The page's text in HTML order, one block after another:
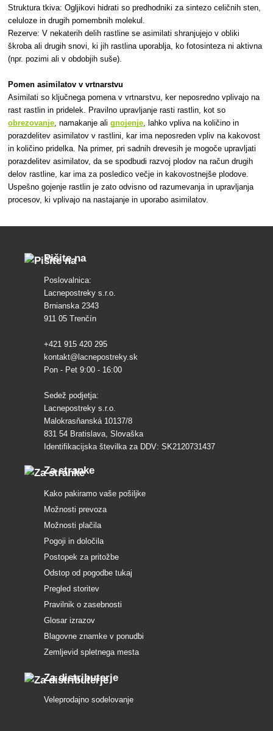
Struktura tkiva: Ogljikovi hidrati so predhodniki za sintezo celičnih sten,
celuloze in drugih pomembnih molekul.
Rezerve: V nekaterih delih rastline se asimilati shranjujejo v obliki
škroba ali drugih snovi, ki jih rastlina uporablja, ko fotosinteza ni aktivna
(npr. pozimi ali v obdobjih suše).
Pomen asimilatov v vrtnarstvu
Asimilati so ključnega pomena v vrtnarstvu, ker neposredno vplivajo na
rast rastlin in pridelek. Pravilno upravljanje rasti rastlin, kot so
obrezovanje , namakanje alignojenje , lahko vpliva na količino in
porazdelitev asimilatov v rastlini, kar ima neposreden vpliv na kakovost
in količino pridelka. Na primer, pri sadnih drevesih je mogoče upravljati
porazdelitev asimilatov, da se spodbudi razvoj plodov na račun drugih
delov rastline, kar ima za posledico večje in kakovostnejše plodove.
Uspešno gojenje rastlin je zato odvisno od razumevanja in upravljanja
procesov, ki vplivajo na nastajanje in uporabo asimilatov.
Pišite na
Poslovalnica:
Lacnepostreky s.r.o.
Brnianska 2343
911 05 Trenčín
+421 915 420 295
kontakt@lacnepostreky.sk
Pon - Pet 9:00 - 16:00
Sedež podjetja:
Lacnepostreky s.r.o.
Malokrasňanská 10137/8
831 54 Bratislava, Slovaška
Identifikacijska številka za DDV: SK2120731437
Za stranke
Kako pakiramo vaše pošiljke
Možnosti prevoza
Možnosti plačila
Pogoji in določila
Postopek za pritožbe
Odstop od pogodbe tukaj
Pregled storitev
Pravilnik o zasebnosti
Glosar izrazov
Blagovne znamke v ponudbi
Zemljevid spletnega mesta
Za distributerje
Veleprodajno sodelovanje